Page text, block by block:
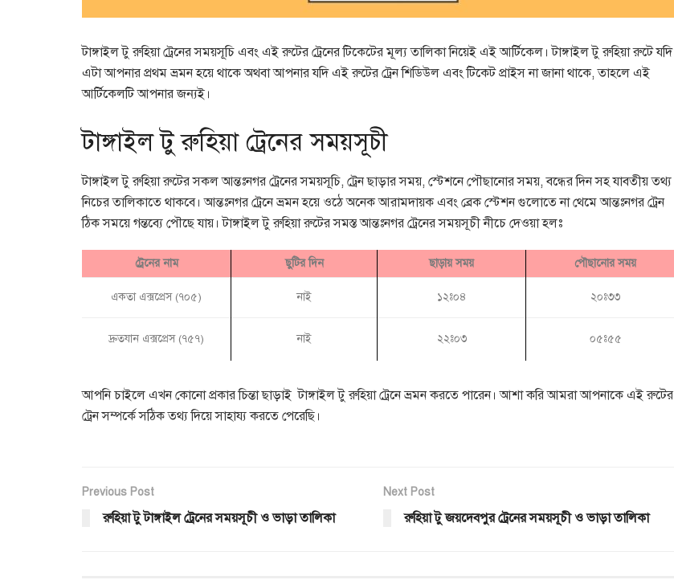
টাঙ্গাইল টু রুহিয়া ট্রেনের সময়সূচি এবং এই রুটের ট্রেনের টিকেটের মূল্য তালিকা নিয়েই এই আর্টিকেল। টাঙ্গাইল টু রুহিয়া রুটে যদি
এটা আপনার প্রথম ভ্রমন হয়ে থাকে অথবা আপনার যদি এই রুটের ট্রেন শিডিউল এবং টিকেট প্রাইস না জানা থাকে, তাহলে এই
আর্টিকেলটি আপনার জন্যই।
টাঙ্গাইল টু রুহিয়া ট্রেনের সময়সূচী
টাঙ্গাইল টু রুহিয়া রুটের সকল আন্তঃনগর ট্রেনের সময়সূচি, ট্রেন ছাড়ার সময়, স্টেশনে পৌছানোর সময়, বন্ধের দিন সহ যাবতীয় তথ্য
নিচের তালিকাতে থাকবে। আন্তঃনগর ট্রেনে ভ্রমন হয়ে ওঠে অনেক আরামদায়ক এবং ব্রেক স্টেশন গুলোতে না থেমে আন্তঃনগর ট্রেন
ঠিক সময়ে গন্তব্যে পৌছে যায়। টাঙ্গাইল টু রুহিয়া রুটের সমস্ত আন্তঃনগর ট্রেনের সময়সূচী নীচে দেওয়া হলঃ
ট্রেনের নাম ছুটির দিন ছাড়ায় সময় পৌছানোর সময়
একতা এক্সপ্রেস (৭০৫) নাই ১২ঃ০৪ ২০ঃ৩৩
দ্রুতযান এক্সপ্রেস (৭৫৭) নাই ২২ঃ০৩ ০৫ঃ৫৫
আপনি চাইলে এখন কোনো প্রকার চিন্তা ছাড়াই টাঙ্গাইল টু রুহিয়া ট্রেনে ভ্রমন করতে পারেন। আশা করি আমরা আপনাকে এই রুটের
ট্রেন সম্পর্কে সঠিক তথ্য দিয়ে সাহায্য করতে পেরেছি।
Previous Post
রুহিয়া টু টাঙ্গাইল ট্রেনের সময়সূচী ও ভাড়া তালিকা
Next Post
রুহিয়া টু জয়দেবপুর ট্রেনের সময়সূচী ও ভাড়া তালিকা